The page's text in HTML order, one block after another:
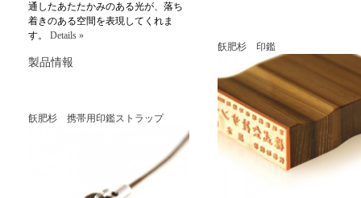
通したあたたかみのある光が、落ち
着きのある空間を表現してくれま
す。 Details »
製品情報
飫肥杉 印鑑
飫肥杉 携帯用印鑑ストラップ